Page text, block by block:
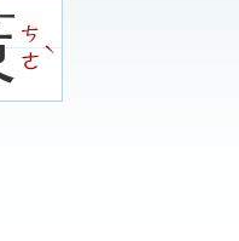
ㄘ
ㄜ
ˋ